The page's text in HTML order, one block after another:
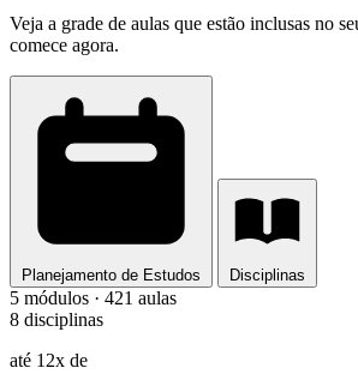
Veja a grade de aulas que estão inclusas no
comece agora.
Planejamento de Estudos Disciplinas
5 módulos · 421 aulas
8 disciplinas
até 12x de